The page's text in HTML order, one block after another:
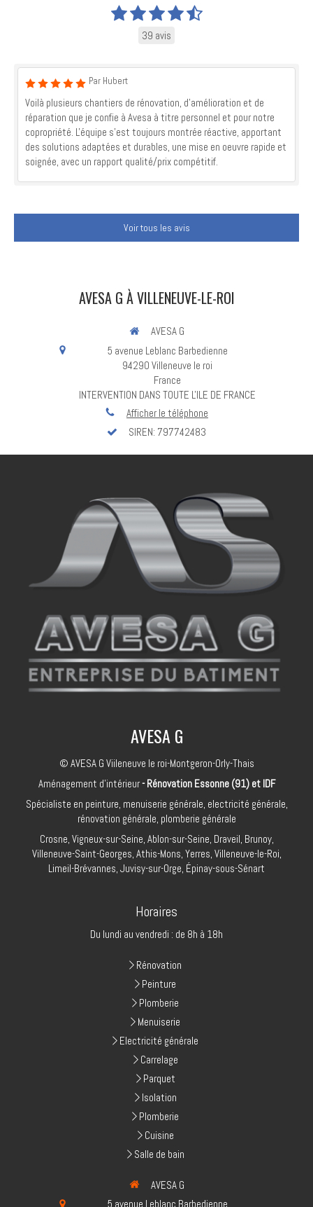
39 avis
Par Hubert
Voilà plusieurs chantiers de rénovation, d'amélioration et de
réparation que je confie à Avesa à titre personnel et pour notre
copropriété. L'équipe s'est toujours montrée réactive, apportant
des solutions adaptées et durables, une mise en oeuvre rapide et
soignée, avec un rapport qualité/prix compétitif.
Voir tous les avis
AVESA G À VILLENEUVE-LE-ROI
AVESA G
5 avenue Leblanc Barbedienne
94290 Villeneuve le roi
France
INTERVENTION DANS TOUTE L'ILE DE FRANCE
Afficher le téléphone
SIREN: 797742483
AVESA G
© AVESA G Viileneuve le roi-Montgeron-Orly-Thais
Aménagement d'intérieur- Rénovation Essonne (91) et IDF
Spécialiste en peinture, menuiserie générale, electricité générale,
rénovation générale, plomberie générale
Crosne, Vigneux-sur-Seine, Ablon-sur-Seine, Draveil, Brunoy,
Villeneuve-Saint-Georges, Athis-Mons, Yerres, Villeneuve-le-Roi,
Limeil-Brévannes, Juvisy-sur-Orge, Épinay-sous-Sénart
Horaires
Du lundi au vendredi : de 8h à 18h
Rénovation
Peinture
Plomberie
Menuiserie
Electricité générale
Carrelage
Parquet
Isolation
Plomberie
Cuisine
Salle de bain
AVESA G
5 avenue Leblanc Barbedienne